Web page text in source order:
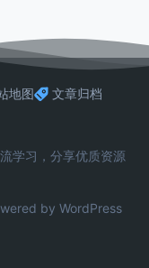
地图 文章归档
学习，分享优质资源
by WordPress